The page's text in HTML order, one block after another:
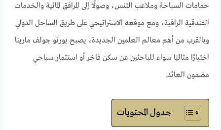
حمامات السباحة وملاعب التنس، وصولًا إلى المرافق المائية والخدمات
الفندقية الراقية، ومع موقعه الاستراتيجي على طريق الساحل الدولي
وبالقرب من أهم معالم العلمين الجديدة، يصبح بورتو جولف مارينا
اختيارًا مثاليًا سواء للباحثين عن سكن فاخر أو استثمار سياحي
مضمون العائد.
جدول المحتويات